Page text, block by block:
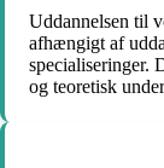
Uddannelsen til
afhængigt af
specialiseringer.
og teoretisk